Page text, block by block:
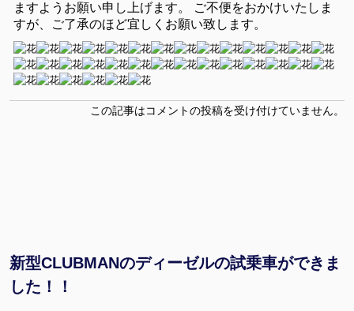
ますようお願い申し上げます。 ご不便をおかけいたしま
すが、ご了承のほど宜しくお願い致します。
この記事はコメントの投稿を受け付けていません。
新型CLUBMANのディーゼルの試乗車ができま
した！！